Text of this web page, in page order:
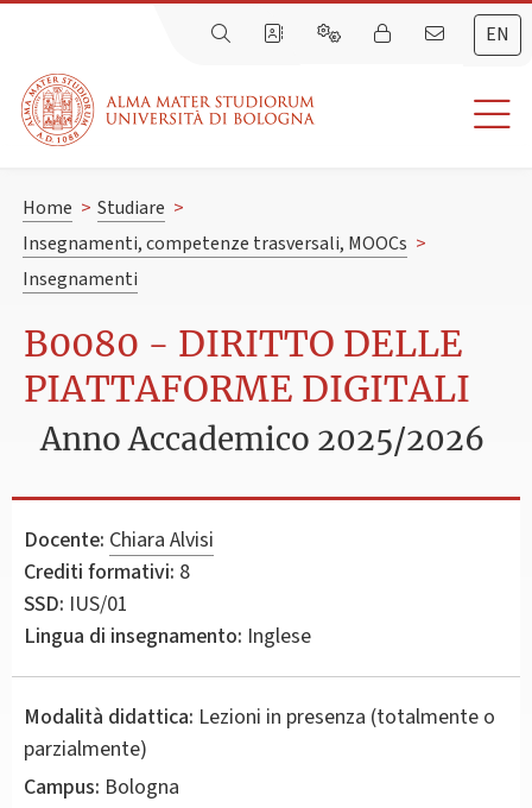
EN
Home > Studiare >
Insegnamenti, competenze trasversali, MOOCs >
Insegnamenti
B0080 - DIRITTO DELLE
PIATTAFORME DIGITALI
Anno Accademico 2025/2026
Docente: Chiara Alvisi
Crediti formativi: 8
SSD: IUS/01
Lingua di insegnamento: Inglese
Modalità didattica: Lezioni in presenza (totalmente o
parzialmente)
Campus: Bologna